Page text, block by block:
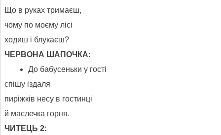
Що в руках тримаєш,
чому по моєму лісі
ходиш і блукаєш?
ЧЕРВОНА ШАПОЧКА:
До бабусеньки у гості
спішу іздаля
пиріжків несу в гостинці
й маслечка горня.
ЧИТЕЦЬ 2: